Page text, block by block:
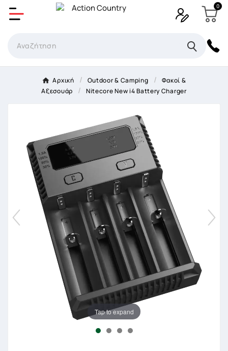
0
Αρχική Outdoor & Camping
Φακοί &
Αξεσουάρ
Nitecore New i4 Battery Charger
Tap to expand
Δημιουργία λίστα επιθυμητών
×
Όνομα Λίστα επιθυμιτών
Ακύρωση Δημιουργία λίστα επιθυμητών